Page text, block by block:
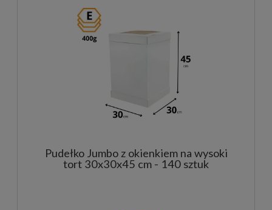
Pudełko Jumbo z okienkiem na wysoki
tort 30x30x45 cm - 140 sztuk